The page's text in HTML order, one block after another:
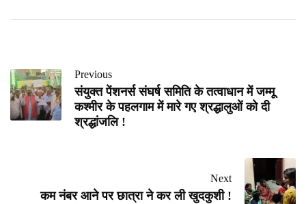
Previous
संयुक्त पेंशनर्स संघर्ष समिति के तत्वाधान में जम्मू
कश्मीर के पहलगाम में मारे गए श्रद्धालुओं को दी
श्रद्धांजलि !
Next
कम नंबर आने पर छात्रा ने कर ली खुदकुशी !